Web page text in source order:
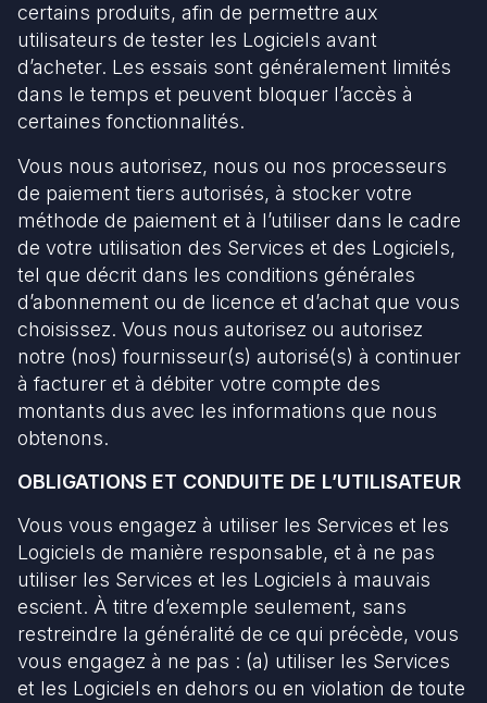
certains produits, afin de permettre aux
utilisateurs de tester les Logiciels avant
d’acheter. Les essais sont généralement limités
dans le temps et peuvent bloquer l’accès à
certaines fonctionnalités.
Vous nous autorisez, nous ou nos processeurs
de paiement tiers autorisés, à stocker votre
méthode de paiement et à l’utiliser dans le cadre
de votre utilisation des Services et des Logiciels,
tel que décrit dans les conditions générales
d’abonnement ou de licence et d’achat que vous
choisissez. Vous nous autorisez ou autorisez
notre (nos) fournisseur(s) autorisé(s) à continuer
à facturer et à débiter votre compte des
montants dus avec les informations que nous
obtenons.
OBLIGATIONS ET CONDUITE DE L’UTILISATEUR
Vous vous engagez à utiliser les Services et les
Logiciels de manière responsable, et à ne pas
utiliser les Services et les Logiciels à mauvais
escient. À titre d’exemple seulement, sans
restreindre la généralité de ce qui précède, vous
vous engagez à ne pas : (a) utiliser les Services
et les Logiciels en dehors ou en violation de toute